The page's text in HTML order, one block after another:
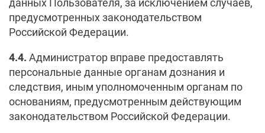
предусмотренных законодательством
Российской Федерации.
4.4. Администратор вправе предоставлять
персональные данные органам дознания и
следствия, иным уполномоченным органам по
основаниям, предусмотренным действующим
законодательством Российской Федерации.